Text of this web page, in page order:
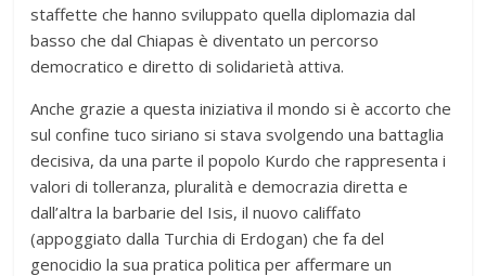
staffette che hanno sviluppato quella diplomazia dal
basso che dal Chiapas è diventato un percorso
democratico e diretto di solidarietà attiva.
Anche grazie a questa iniziativa il mondo si è accorto che
sul confine tuco siriano si stava svolgendo una battaglia
decisiva, da una parte il popolo Kurdo che rappresenta i
valori di tolleranza, pluralità e democrazia diretta e
dall’altra la barbarie del Isis, il nuovo califfato
(appoggiato dalla Turchia di Erdogan) che fa del
genocidio la sua pratica politica per affermare un